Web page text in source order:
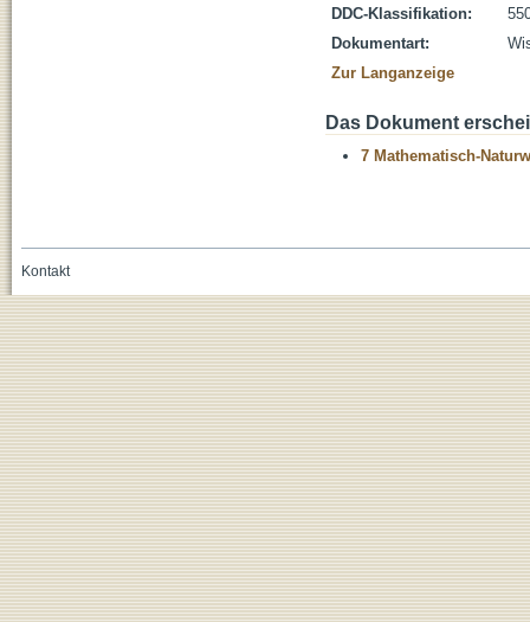
DDC-Klassifikation:
Dokumentart:
Zur Langanzeige
Das Dokument
7 Mathematisch-
Kontakt